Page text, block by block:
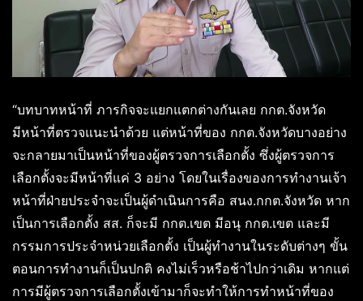
“บทบาทหน้าที่ ภารกิจจะแยกแตกต่างกันเลย กกต.จังหวัด
มีหน้าที่ตรวจแนะนำด้วย แต่หน้าที่ของ กกต.จังหวัดบางอย่าง
จะกลายมาเป็นหน้าที่ของผู้ตรวจการเลือกตั้ง ซึ่งผู้ตรวจการ
เลือกตั้งจะมีหน้าที่แค่ 3 อย่าง โดยในเรื่องของการทำงานเจ้า
หน้าที่ฝ่ายประจำจะเป็นผู้ดำเนินการคือ สนง.กกต.จังหวัด หาก
เป็นการเลือกตั้ง สส. ก็จะมี กกต.เขต มีอนุ กกต.เขต และมี
กรรมการประจำหน่วยเลือกตั้ง เป็นผู้ทำงานในระดับต่างๆ ขั้น
ตอนการทำงานก็เป็นปกติ คงไม่เร็วหรือช้าไปกว่าเดิม หากแต่
การมีผู้ตรวจการเลือกตั้งเข้ามาก็จะทำให้การทำหน้าที่ของ